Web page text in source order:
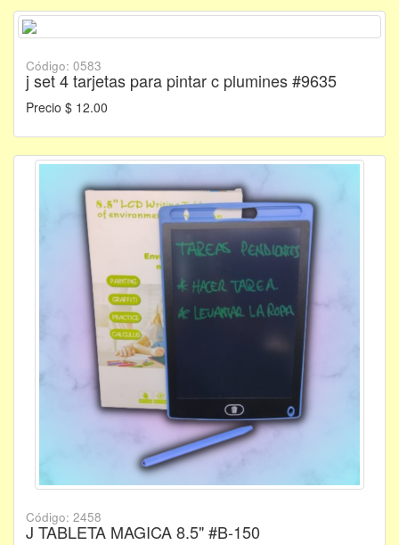
Código: 0583
j set 4 tarjetas para pintar c plumines #9635
Precio $ 12.00
Código: 2458
J TABLETA MAGICA 8.5" #B-150